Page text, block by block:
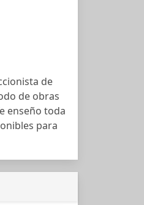
de
de obras
enseño toda
para